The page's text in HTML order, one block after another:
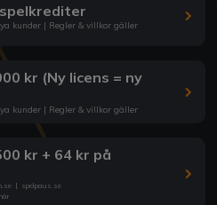
kunder | Regler & villkor gäller
kr (Ny licens = ny
kunder | Regler & villkor gäller
kr + 64 kr på
| spelpaus.se